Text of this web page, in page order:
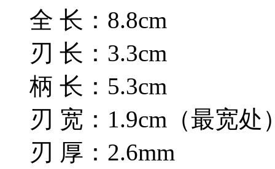
全 长：8.8cm
刃 长：3.3cm
柄 长：5.3cm
刃 宽：1.9cm（最宽处
刃 厚：2.6mm